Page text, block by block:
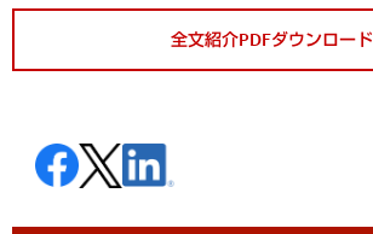
全文紹介PDFダウンロード